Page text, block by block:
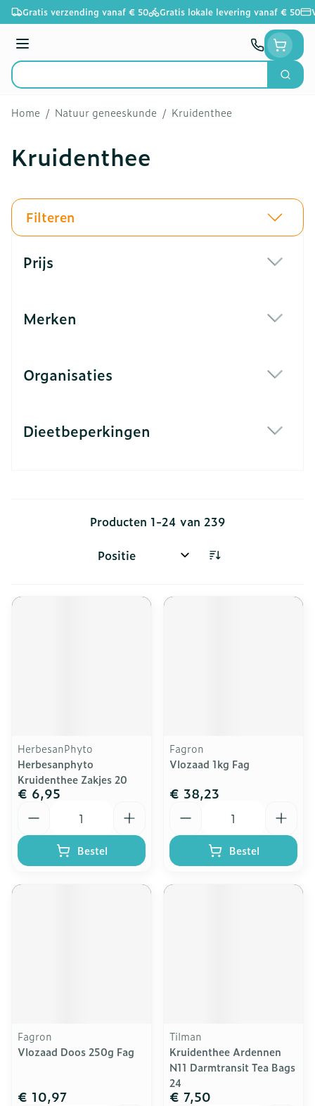
Ga naar de inhoud
Gratis verzending vanaf € 50 Gratis lokale levering vanaf € 50
Menu
Product, merk, categorie...
Zoek
Home / Natuur geneeskunde / Kruidenthee
Kruidenthee
Filteren
Prijs
Merken
Organisaties
Dieetbeperkingen
Producten 1-24 van 239
Sorteer op:
HerbesanPhyto
Herbesanphyto
Kruidenthee Zakjes 20
€ 6,95
Bestel
Fagron
Vlozaad 1kg Fag
€ 38,23
Bestel
Fagron
Vlozaad Doos 250g Fag
€ 10,97
Tilman
Kruidenthee Ardennen
N11 Darmtransit Tea Bags
24
€ 7,50